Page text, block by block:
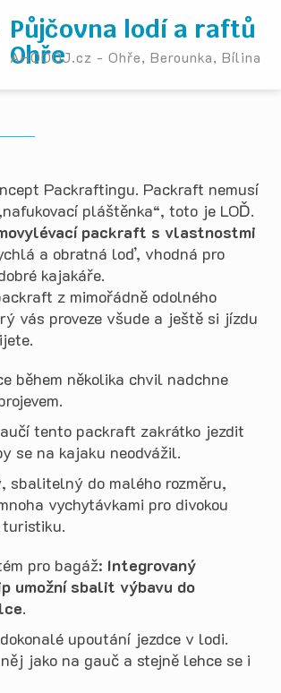
Půjčovna lodí a raftů
Ohře
AHOOOJ.cz - Ohře, Berounka, Bílina
Packraftingu. Packraft nemusí
pláštěnka“, toto je LOĎ.
packraft s vlastnostmi
a obratná loď, vhodná pro
kajakáře.
z mimořádně odolného
vás proveze všude a ještě si jízdu
během několika chvil nadchne
tento packraft zakrátko jezdit
se na kajaku neodvážil.
sbalitelný do malého rozměru,
vychytávkami pro divokou
turistiku.
pro bagáž: Integrovaný
umožní sbalit výbavu do
.
upoutání jezdce v lodi.
jako na gauč a stejně lehce se i